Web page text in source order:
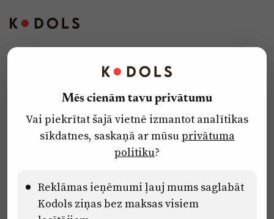
Privātuma politika
Ētikas kodekss
Pārredzamības paziņojumi
Mēs cienām tavu privātumu
Vai piekrītat šajā vietnē izmantot analītikas
sīkdatnes, saskaņā ar mūsuprivātuma
politiku?
Reklāmas ieņēmumi ļauj mums saglabāt
Kodols ziņas bez maksas visiem